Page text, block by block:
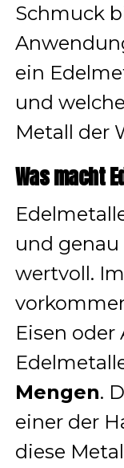
Schmuck
ein
und
Metall der
Was macht
und genau
wertvoll.
Eisen
Mengen.
einer der
diese